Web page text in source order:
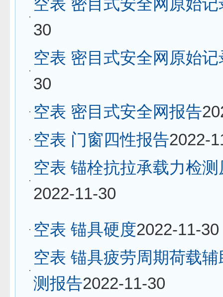
空表 密目式安全网原始记
30
空表 密目式安全网原始记
30
空表 密目式安全网报告
空表 门窗四性报告2022-
空表 锚栓抗拉承载力检
2022-11-30
空表 锚具硬度2022-11-30
空表 锚具疲劳周期荷载
测报告2022-11-30